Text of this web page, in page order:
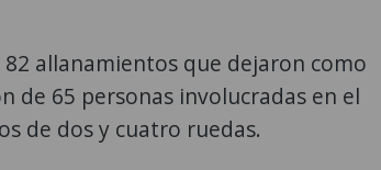
allanamientos que dejaron como
de 65 personas involucradas en el
de dos y cuatro ruedas.